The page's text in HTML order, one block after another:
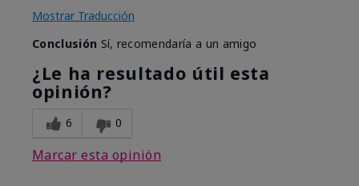
Mostrar Traducción
Conclusión Sí, recomendaría a un amigo
¿Le ha resultado útil esta
opinión?
6 0
Marcar esta opinión